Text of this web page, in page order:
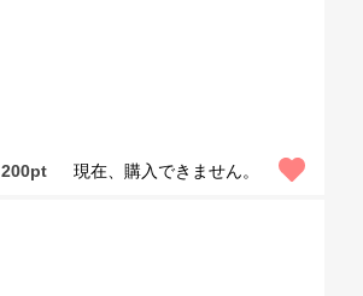
200pt 現在、購入できません。